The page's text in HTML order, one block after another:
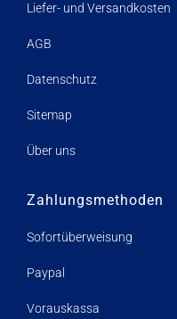
Liefer- und Versandkosten
AGB
Datenschutz
Sitemap
Über uns
Zahlungsmethoden
Sofortüberweisung
Paypal
Vorauskassa